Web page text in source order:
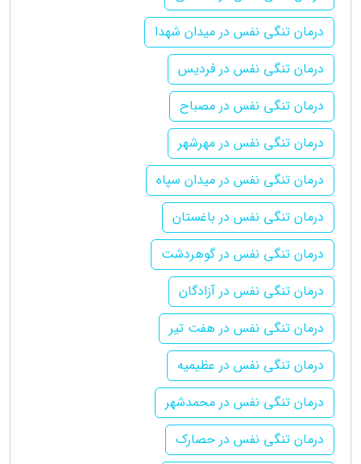
درمان تنگی نفس در میدان شهدا
درمان تنگی نفس در فردیس
درمان تنگی نفس در مصباح
درمان تنگی نفس در مهرشهر
درمان تنگی نفس در میدان سپاه
درمان تنگی نفس در باغستان
درمان تنگی نفس در گوهردشت
درمان تنگی نفس در آزادگان
درمان تنگی نفس در هفت تیر
درمان تنگی نفس در عظیمیه
درمان تنگی نفس در محمدشهر
درمان تنگی نفس در حصارک